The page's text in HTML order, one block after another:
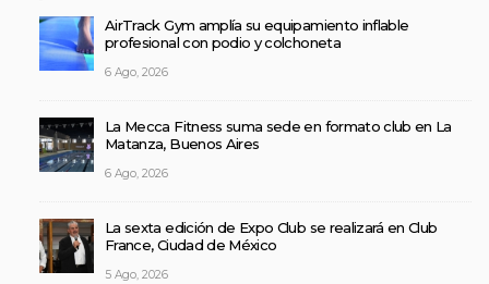
AirTrack Gym amplía su equipamiento inflable
profesional con podio y colchoneta
6 Ago, 2026
La Mecca Fitness suma sede en formato club en La
Matanza, Buenos Aires
6 Ago, 2026
La sexta edición de Expo Club se realizará en Club
France, Ciudad de México
5 Ago, 2026